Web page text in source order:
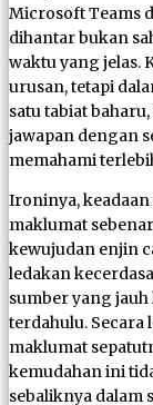
Microsoft Teams
dihantar bukan
waktu yang jelas.
urusan, tetapi
satu tabiat
jawapan dengan
memahami
Ironinya,
maklumat
kewujudan enjin
ledakan
sumber yang
terdahulu.
maklumat
kemudahan ini
sebaliknya dalam